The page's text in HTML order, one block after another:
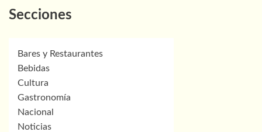
Secciones
Bares y Restaurantes
Bebidas
Cultura
Gastronomía
Nacional
Noticias